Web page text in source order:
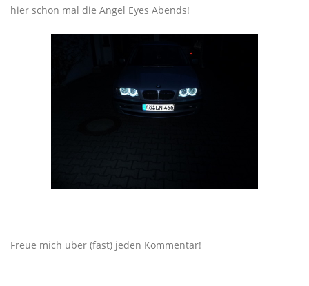
hier schon mal die Angel Eyes Abends!
Freue mich über (fast) jeden Kommentar!